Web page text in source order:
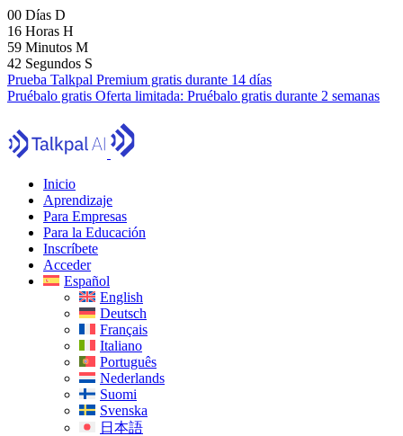
00 Días D
16 Horas H
59 Minutos M
40 Segundos S
Prueba Talkpal Premium gratis durante 14 días
Pruébalo gratis Oferta limitada: Pruébalo gratis durante 2 semanas
Inicio
Aprendizaje
Para Empresas
Para la Educación
Inscríbete
Acceder
Español
English
Deutsch
Français
Italiano
Português
Nederlands
Suomi
Svenska
日本語